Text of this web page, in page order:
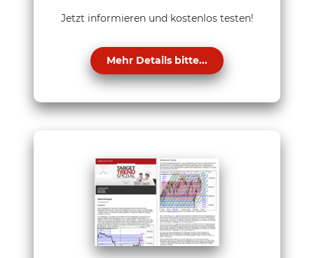
Jetzt informieren und kostenlos testen!
Mehr Details bitte...